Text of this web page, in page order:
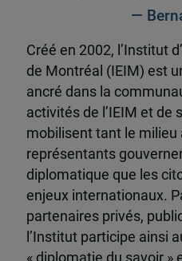
—
Créé en 2002, l’Institut
de Montréal (IEIM) est
ancré dans la
activités de l’IEIM et de
mobilisent tant le milieu
représentants
diplomatique que les
enjeux internationaux.
partenaires privés,
l’Institut participe ainsi
« diplomatie du savoir »